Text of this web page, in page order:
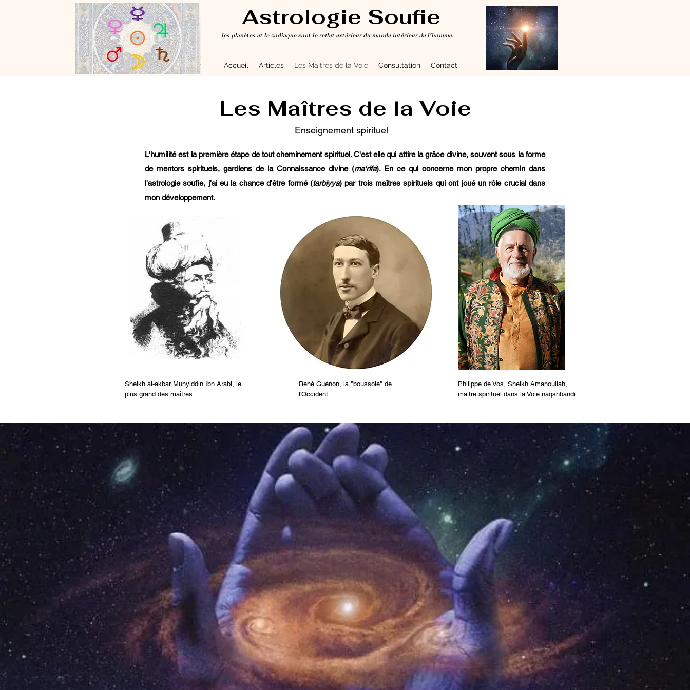
Astrologie Soufie
les planètes et le zodiaque sont le reflet extérieur du monde intérieur de l’homme.
Accueil Articles Les Maitres de la Voie Consultation Contact
Les Maîtres de la Voie
Enseignement spirituel
L'humilité est la première étape de tout cheminement spirituel. C'est elle qui attire la grâce divine, souvent sous la forme
de mentors spirituels, gardiens de la Connaissance divine (ma'rifa). En ce qui concerne mon propre chemin dans
l'astrologie soufie, j'ai eu la chance d'être formé (tarbiyya) par trois maîtres spirituels qui ont joué un rôle crucial dans
mon développement.
Sheikh al-akbar Muhyiddin Ibn Arabi, le
plus grand des maîtres
René Guénon, la "boussole" de
l'Occident
Philippe de Vos, Sheikh Amanoullah,
maitre spirituel dans la Voie naqshbandi